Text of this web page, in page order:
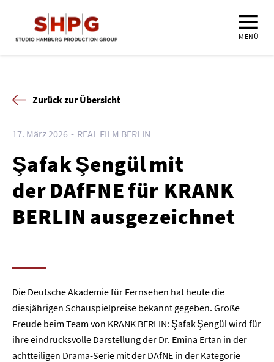
MENÜ
Zurück zur Übersicht
17. März 2026 REAL FILM BERLIN
Şafak Şengül mit
der DAfFNE für KRANK
BERLIN ausgezeichnet
Die Deutsche Akademie für Fernsehen hat heute die
diesjährigen Schauspielpreise bekannt gegeben. Große
Freude beim Team von KRANK BERLIN: Şafak Şengül wird für
ihre eindrucksvolle Darstellung der Dr. Emina Ertan in der
achtteiligen Drama-Serie mit der DAfNE in der Kategorie